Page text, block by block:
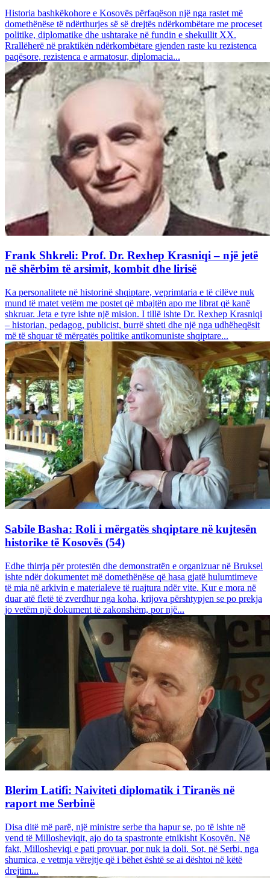
Historia bashkëkohore e Kosovës përfaqëson një nga rastet më
domethënëse të ndërthurjes së së drejtës ndërkombëtare me proceset
politike, diplomatike dhe ushtarake në fundin e shekullit XX.
Rrallëherë në praktikën ndërkombëtare gjenden raste ku rezistenca
paqësore, rezistenca e armatosur, diplomacia...
Frank Shkreli: Prof. Dr. Rexhep Krasniqi – një jetë
në shërbim të arsimit, kombit dhe lirisë
Ka personalitete në historinë shqiptare, veprimtaria e të cilëve nuk
mund të matet vetëm me postet që mbajtën apo me librat që kanë
shkruar. Jeta e tyre ishte një mision. I tillë ishte Dr. Rexhep Krasniqi
– historian, pedagog, publicist, burrë shteti dhe një nga udhëheqësit
më të shquar të mërgatës politike antikomuniste shqiptare...
Sabile Basha: Roli i mërgatës shqiptare në kujtesën
historike të Kosovës (54)
Edhe thirrja për protestën dhe demonstratën e organizuar në Bruksel
ishte ndër dokumentet më domethënëse që hasa gjatë hulumtimeve
të mia në arkivin e materialeve të ruajtura ndër vite. Kur e mora në
duar atë fletë të zverdhur nga koha, krijova përshtypjen se po prekja
jo vetëm një dokument të zakonshëm, por një...
Blerim Latifi: Naiviteti diplomatik i Tiranës në
raport me Serbinë
Disa ditë më parë, një ministre serbe tha hapur se, po të ishte në
vend të Millosheviqit, ajo do ta spastronte etnikisht Kosovën. Në
fakt, Millosheviqi e pati provuar, por nuk ia doli. Sot, në Serbi, nga
shumica, e vetmja vërejtje që i bëhet është se ai dështoi në këtë
drejtim...